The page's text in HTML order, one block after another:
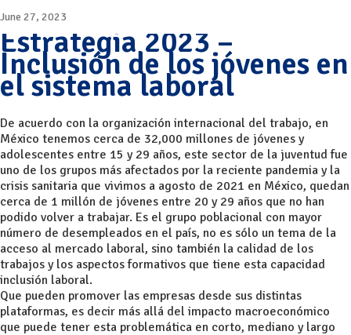
June 27, 2023
Estrategia 2023 –
Inclusión de los jóvenes en
el sistema laboral
De acuerdo con la organización internacional del trabajo, en
México tenemos cerca de 32,000 millones de jóvenes y
adolescentes entre 15 y 29 años, este sector de la juventud fue
uno de los grupos más afectados por la reciente pandemia y la
crisis sanitaria que vivimos a agosto de 2021 en México, quedan
cerca de 1 millón de jóvenes entre 20 y 29 años que no han
podido volver a trabajar. Es el grupo poblacional con mayor
número de desempleados en el país, no es sólo un tema de la
acceso al mercado laboral, sino también la calidad de los
trabajos y los aspectos formativos que tiene esta capacidad
inclusión laboral.
Que pueden promover las empresas desde sus distintas
plataformas, es decir más allá del impacto macroeconómico
que puede tener esta problemática en corto, mediano y largo